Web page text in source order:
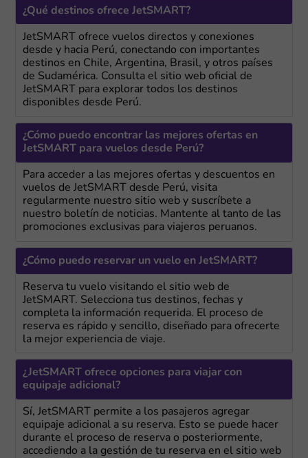
¿Qué destinos ofrece JetSMART?
JetSMART ofrece vuelos directos y conexiones
desde y hacia Perú, conectando con importantes
destinos en Chile, Argentina, Brasil, y otros países
de Sudamérica. Consulta el sitio web oficial de
JetSMART para explorar todos los destinos
disponibles desde Perú.
¿Cómo puedo encontrar las mejores ofertas en
JetSMART para vuelos desde Perú?
Para acceder a las mejores ofertas y descuentos en
vuelos de JetSMART desde Perú, visita
regularmente nuestro sitio web y suscríbete a
nuestro boletín de noticias. Mantente al tanto de las
promociones exclusivas para viajeros peruanos.
¿Cómo puedo reservar un vuelo en JetSMART?
Reserva tu vuelo visitando el sitio web de
JetSMART. Selecciona tus destinos, fechas y
completa la información requerida. El proceso de
reserva es rápido y sencillo, diseñado para ofrecerte
la mejor experiencia de viaje.
¿JetSMART ofrece opciones para viajar con
equipaje adicional?
Sí, JetSMART permite a los pasajeros agregar
equipaje adicional a su reserva. Esto se puede hacer
durante el proceso de reserva o posteriormente,
accediendo a la gestión de tu reserva en el sitio web